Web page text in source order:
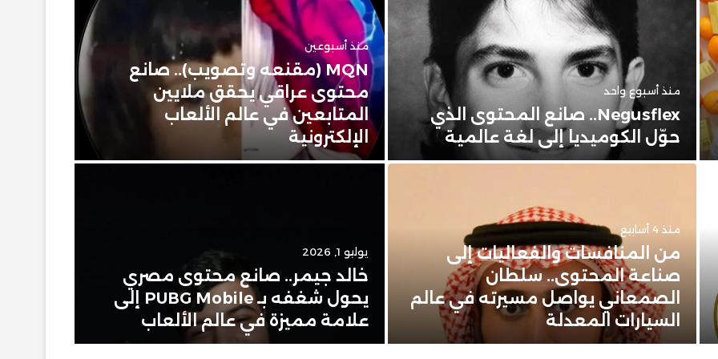
منذ أسبوع واحد
Negusflex.. صانع المحتوى الذي
حوّل الكوميديا إلى لغة عالمية
منذ أسبوعين
MQN (مقنعه وتصويب).. صانع
محتوى عراقي يحقق ملايين
المتابعين في عالم الألعاب
الإلكترونية
منذ 4 أسابيع
من المنافسات والفعاليات إلى
صناعة المحتوى.. سلطان
الصمعاني يواصل مسيرته في عالم
السيارات المعدلة
يوليو 1, 2026
خالد جيمر.. صانع محتوى مصري
يحول شغفه بـ PUBG Mobile إلى
علامة مميزة في عالم الألعاب